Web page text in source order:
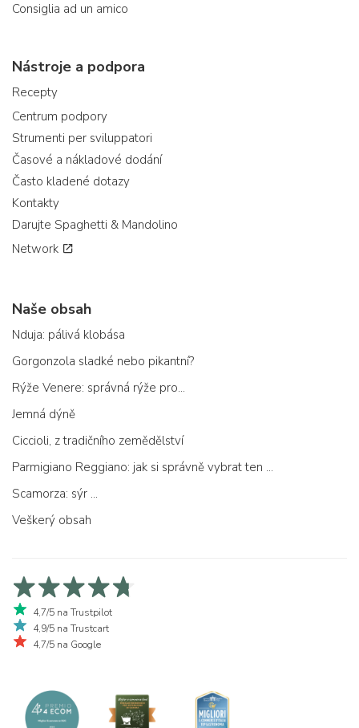
Consiglia ad un amico
Nástroje a podpora
Recepty
Centrum podpory
Strumenti per sviluppatori
Časové a nákladové dodání
Často kladené dotazy
Kontakty
Darujte Spaghetti & Mandolino
Network
Naše obsah
Nduja: pálivá klobása
Gorgonzola sladké nebo pikantní?
Rýže Venere: správná rýže pro...
Jemná dýně
Ciccioli, z tradičního zemědělství
Parmigiano Reggiano: jak si správně vybrat ten pravý
Scamorza: sýr ...
Veškerý obsah
4,7/5 na Trustpilot
4,9/5 na Trustcart
4,7/5 na Google